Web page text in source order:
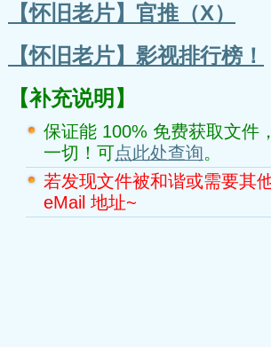
【怀旧老片】官推（X）
【怀旧老片】影视排行榜！
【补充说明】
保证能 100% 免费获取文件
一切！可点此处查询。
若发现文件被和谐或需要其
eMail 地址~